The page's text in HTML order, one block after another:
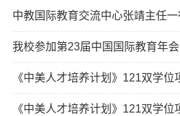
我校参加第23届中国国际教育年会